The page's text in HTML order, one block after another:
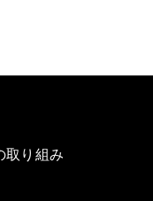
取り組み